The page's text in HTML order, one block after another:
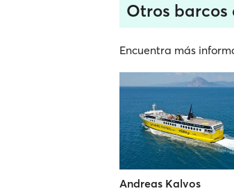
Otros barcos
Encuentra más
Andreas Kalvos